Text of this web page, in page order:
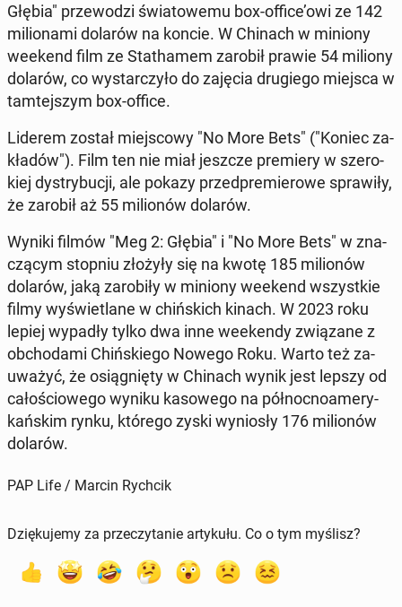
Głębia" prze­wo­dzi świa­to­we­mu box-office’owi ze 142
mi­lio­na­mi dolarów na koncie. W Chinach w miniony
weekend film ze Sta­tha­mem zarobił prawie 54 miliony
dolarów, co wy­star­czy­ło do zajęcia dru­gie­go miejsca w
tam­tej­szym box-office.
Liderem został miej­sco­wy "No More Bets" ("Koniec za­
kła­dów"). Film ten nie miał jeszcze pre­mie­ry w sze­ro­
kiej dys­try­bu­cji, ale pokazy przed­pre­mie­ro­we spra­wi­ły,
że zarobił aż 55 mi­lio­nów dolarów.
Wyniki filmów "Meg 2: Głębia" i "No More Bets" w zna­
czą­cym stopniu złożyły się na kwotę 185 mi­lio­nów
dolarów, jaką za­ro­bi­ły w miniony weekend wszyst­kie
filmy wy­świe­tla­ne w chiń­skich kinach. W 2023 roku
lepiej wypadły tylko dwa inne week­en­dy zwią­za­ne z
ob­cho­da­mi Chiń­skie­go Nowego Roku. Warto też za­
uwa­żyć, że osią­gnię­ty w Chinach wynik jest lepszy od
ca­ło­ścio­we­go wyniku ka­so­we­go na pół­noc­no­ame­ry­
kań­skim rynku, którego zyski wy­nio­sły 176 mi­lio­nów
dolarów.
PAP Life / Marcin Rychcik
Dziękujemy za przeczytanie artykułu. Co o tym myślisz?